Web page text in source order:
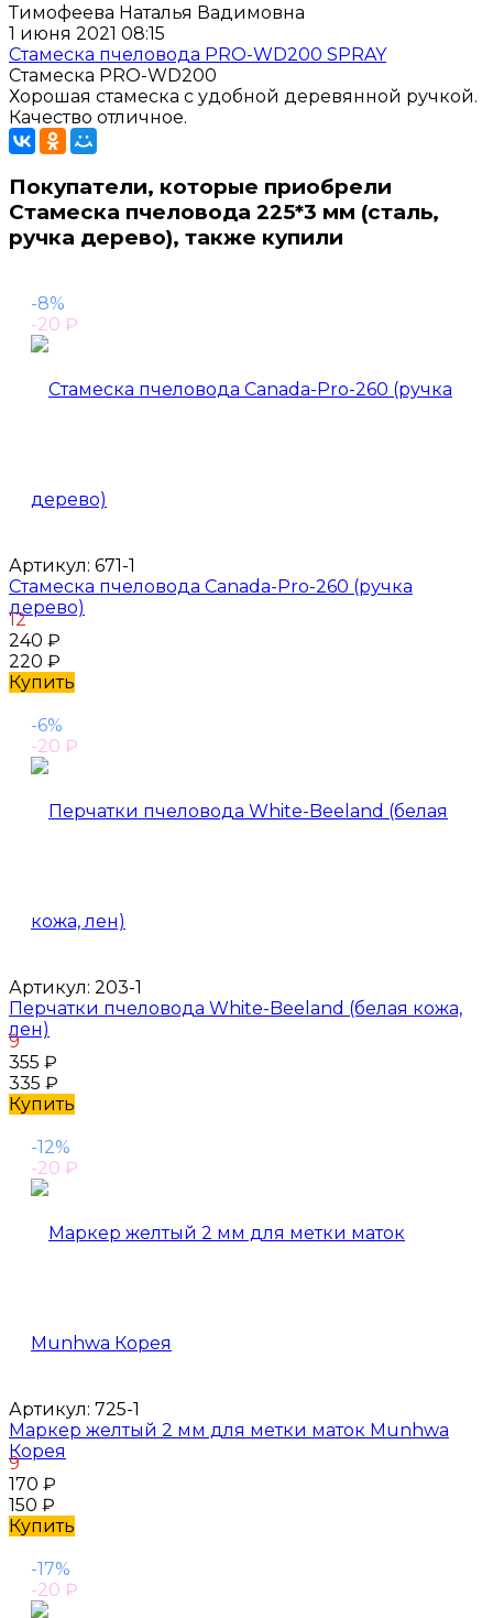
Тимофеева Наталья Вадимовна
1 июня 2021 08:15
Стамеска пчеловода PRO-WD200 SPRAY
Стамеска PRO-WD200
Хорошая стамеска с удобной деревянной ручкой.
Качество отличное.
Покупатели, которые приобрели
Стамеска пчеловода 225*3 мм (сталь,
ручка дерево), также купили
-8%
-20 ₽
Артикул: 671-1
Стамеска пчеловода Canada-Pro-260 (ручка
дерево)
12
240 ₽
220 ₽
Купить
-6%
-20 ₽
Артикул: 203-1
Перчатки пчеловода White-Beeland (белая кожа,
лен)
9
355 ₽
335 ₽
Купить
-12%
-20 ₽
Артикул: 725-1
Маркер желтый 2 мм для метки маток Munhwa
Корея
9
170 ₽
150 ₽
Купить
-17%
-20 ₽